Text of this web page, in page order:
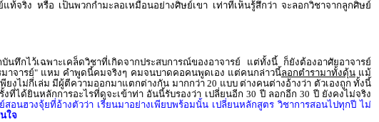
ท้จริง หรือ เป็นพวกกำมะลอเหมือนอย่างศิษย์เขา เท่าที่เห็นรู้สึกว่า จะลอกวิชาจากลูกศิษย์
ทึกไว้เฉพาะเคล็ดวิชาที่เกิดจากประสบการณ์ของอาจารย์ แต่ทั้งนี้ ก็ยังต้องอาศัยอาจารย์
มาจารย์" แหม คำพูดนี้คมจริงๆ คมจนบาดคอคนพูดเอง แต่คนกล่าวนี้ลอกตำรามาทั้งดุ้นแม้
งไม่กี่เล่ม มีผู้ตีความออกมาแตกต่างกัน มากกว่า 20 แบบ ต่างคนต่างอ้างว่า ตัวเองถูก ทั้งนี้
ได้ยินหลักการอะไรที่ดูจะเข้าท่า อันนี้รับรองว่า เปลี่ยนอีก 30 ปี ลอกอีก 30 ปี ยังคงไม่จริง
สอนฮวงจุ้ยที่อ้างตัวว่า เรียนมาอย่างเพียบพร้อมนั้น เปลี่ยนหลักสูตร วิชาการสอนไปทุกปี ไม่
ใจ